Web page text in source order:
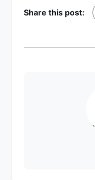
Share this post: